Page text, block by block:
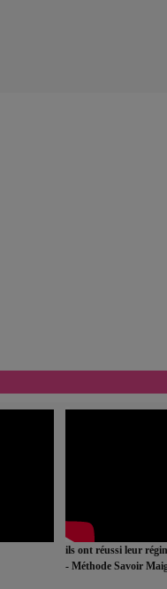
ils ont réussi leur
- Méthode Savoir